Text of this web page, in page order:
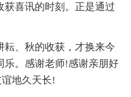
获喜讯的时刻。正是通过
耘、秋的收获，才换来今
乐。感谢老师!感谢亲朋好
地久天长!